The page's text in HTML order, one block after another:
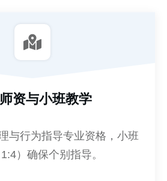
资与小班教学
与行为指导专业资格，小班
）确保个别指导。